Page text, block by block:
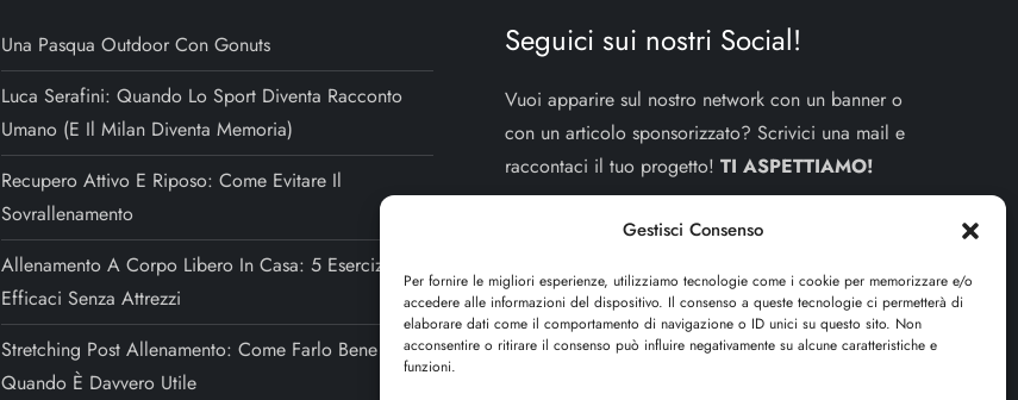
Gestisci Consenso
Per fornire le migliori esperienze, utilizziamo tecnologie come i cookie per memorizzare e/o
accedere alle informazioni del dispositivo. Il consenso a queste tecnologie ci permetterà di
elaborare dati come il comportamento di navigazione o ID unici su questo sito. Non
acconsentire o ritirare il consenso può influire negativamente su alcune caratteristiche e
funzioni.
Una Pasqua Outdoor Con Gonuts
Luca Serafini: Quando Lo Sport Diventa Racconto
Umano (e Il Milan Diventa Memoria)
Recupero Attivo E Riposo: Come Evitare Il
Sovrallenamento
Allenamento A Corpo Libero In Casa: 5 Esercizi
Efficaci Senza Attrezzi
Stretching Post Allenamento: Come Farlo Bene E
Quando È Davvero Utile
Seguici sui nostri Social!
Vuoi apparire sul nostro network con un banner o
con un articolo sponsorizzato? Scrivici una mail e
raccontaci il tuo progetto!TI ASPETTIAMO!
info e contatti:staff@dojoblog.it
dojouomo.it è un progetto facente parte del network
dojoblog.it di proprietà dellaReadMore ADVcon
sede legale in Via delle Sirene 34 - Roma - P.iva: